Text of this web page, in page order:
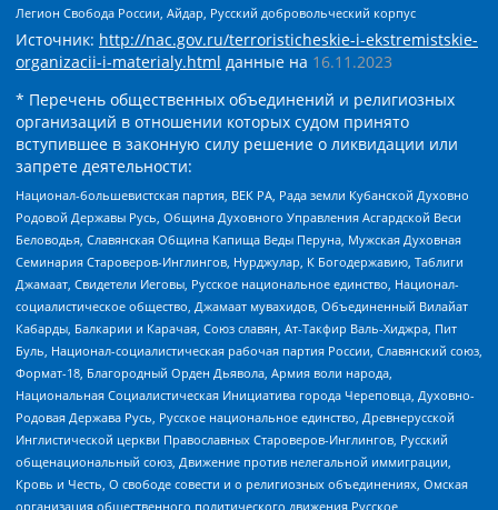
Легион Свобода России, Айдар, Русский добровольческий корпус
Источник: http://nac.gov.ru/terroristicheskie-i-ekstremistskie-
organizacii-i-materialy.html данные на 16.11.2023
* Перечень общественных объединений и религиозных
организаций в отношении которых судом принято
вступившее в законную силу решение о ликвидации или
запрете деятельности:
Национал-большевистская партия, ВЕК РА, Рада земли Кубанской Духовно
Родовой Державы Русь, Община Духовного Управления Асгардской Веси
Беловодья, Славянская Община Капища Веды Перуна, Мужская Духовная
Семинария Староверов-Инглингов, Нурджулар, К Богодержавию, Таблиги
Джамаат, Свидетели Иеговы, Русское национальное единство, Национал-
социалистическое общество, Джамаат мувахидов, Объединенный Вилайат
Кабарды, Балкарии и Карачая, Союз славян, Ат-Такфир Валь-Хиджра, Пит
Буль, Национал-социалистическая рабочая партия России, Славянский союз,
Формат-18, Благородный Орден Дьявола, Армия воли народа,
Национальная Социалистическая Инициатива города Череповца, Духовно-
Родовая Держава Русь, Русское национальное единство, Древнерусской
Инглистической церкви Православных Староверов-Инглингов, Русский
общенациональный союз, Движение против нелегальной иммиграции,
Кровь и Честь, О свободе совести и о религиозных объединениях, Омская
организация общественного политического движения Русское